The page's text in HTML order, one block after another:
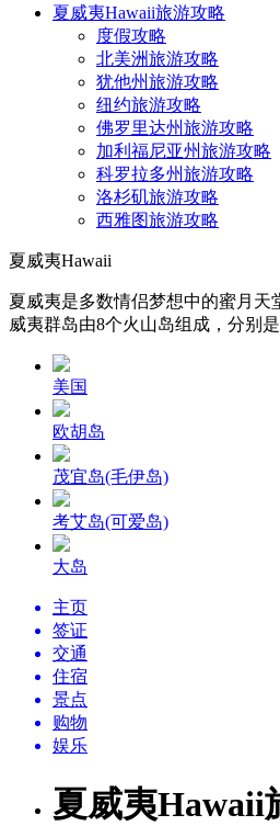
夏威夷Hawaii旅游攻略
度假攻略
北美洲旅游攻略
犹他州旅游攻略
纽约旅游攻略
佛罗里达州旅游攻略
加利福尼亚州旅游攻略
科罗拉多州旅游攻略
洛杉矶旅游攻略
西雅图旅游攻略
夏威夷Hawaii
夏威夷是多数情侣梦想中的蜜月
威夷群岛由8个火山岛组成，分别
美国
欧胡岛
茂宜岛(毛伊岛)
考艾岛(可爱岛)
大岛
主页
签证
交通
住宿
景点
购物
娱乐
夏威夷Hawaii